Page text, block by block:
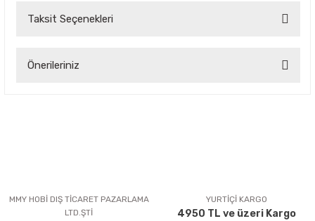
Taksit Seçenekleri
Önerileriniz
Ürün açıklamasında eksik bilgiler bulunuyor.
Ürün bilgilerinde hatalar bulunuyor.
MMY HOBİ DIŞ TİCARET PAZARLAMA
LTD.ŞTİ
YURTİÇİ KARGO
4950 TL ve üzeri Kargo